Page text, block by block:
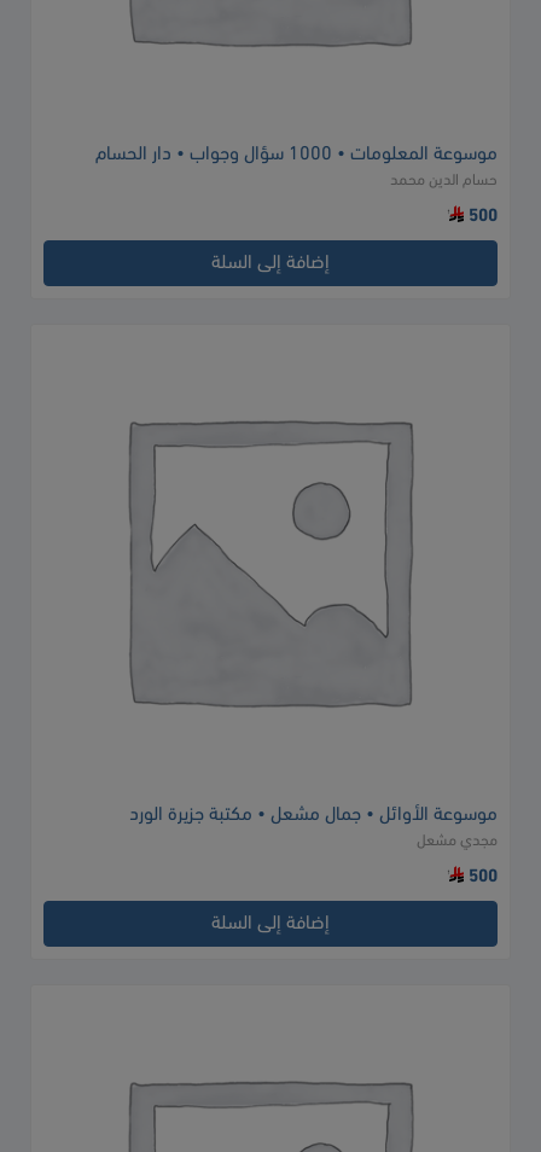
موسوعة المعلومات • 1000 سؤال وجواب • دار الحسام
حسام الدين محمد
500
إضافة إلى السلة
موسوعة الأوائل • جمال مشعل • مكتبة جزيرة الورد
مجدي مشعل
500
إضافة إلى السلة